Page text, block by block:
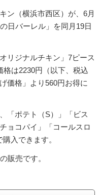
ン（横浜市西区）が、6月
日バーレル」を同月19日
リジナルチキン」7ピース
は2230円（以下、税込
価格」より560円お得に
「ポテト（S）」「ビス
ョコパイ」「コールスロ
入できます。
販売です。